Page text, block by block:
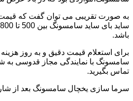
به صورت تقریبی می توان گفت که قیمت
باشد.
برای استعلام قیمت دقیق و به روز
تماس بگیرید.
سرما سازی یخچال سامسونگ بعد از